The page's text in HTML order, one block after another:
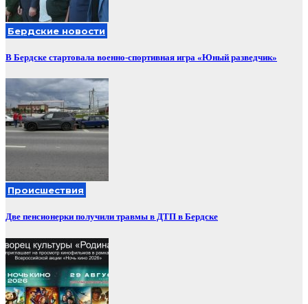
Бердские новости
В Бердске стартовала военно-спортивная игра «Юный разведчик»
Происшествия
Две пенсионерки получили травмы в ДТП в Бердске